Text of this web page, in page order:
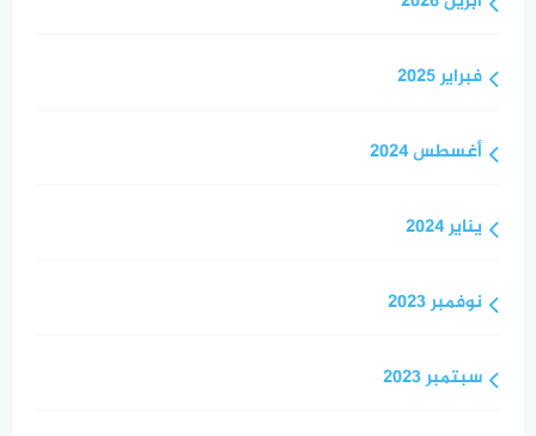
فبراير 2025
أغسطس 2024
يناير 2024
نوفمبر 2023
سبتمبر 2023